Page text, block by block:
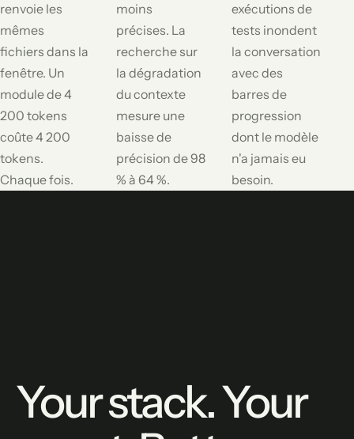
renvoie les
mêmes
fichiers dans la
fenêtre. Un
module de 4
200 tokens
coûte 4 200
tokens.
Chaque fois.
moins
précises. La
recherche sur
la dégradation
du contexte
mesure une
baisse de
précision de 98
% à 64 %.
exécutions de
tests inondent
la conversation
avec des
barres de
progression
dont le modèle
n'a jamais eu
besoin.
Your stack. Your